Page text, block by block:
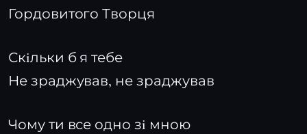
Гордовитого Творця
Скiльки б я тебе
Не зраджував, не зраджував
Чому ти все одно зi мною